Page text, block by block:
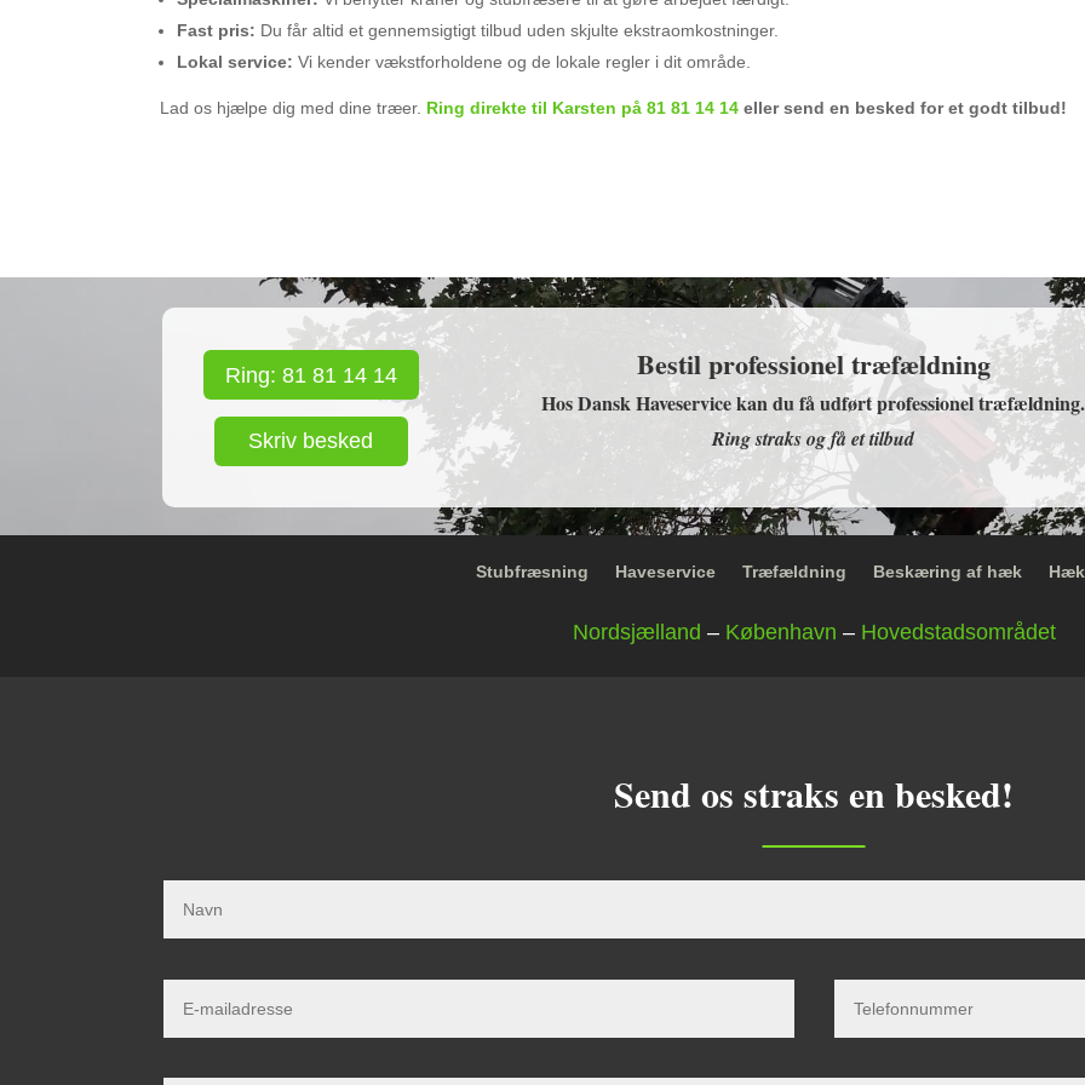
Fast pris: Du får altid et gennemsigtigt tilbud uden skjulte ekstraomkostninger.
Lokal service: Vi kender vækstforholdene og de lokale regler i dit område.
Lad os hjælpe dig med dine træer. Ring direkte til Karsten på 81 81 14 14 eller send en besked for et godt tilbud!
Ring: 81 81 14 14
Skriv besked
Bestil professionel træfældning
Hos Dansk Haveservice kan du få udført professionel træfældning.
Ring straks og få et tilbud
Stubfræsning Haveservice Træfældning Beskæring af hæk
Nordsjælland – København – Hovedstadsområdet
Send os straks en besked!